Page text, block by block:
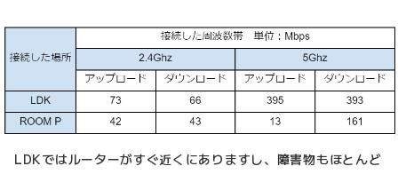
LDKではルーターがすぐ近くにありますし、障害物もほとんど